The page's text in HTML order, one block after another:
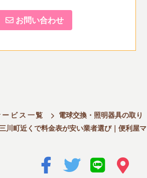
お問い合わせ
ビス一覧 > 電球交換・照明器具の取り
川町近くで料金表が安い業者選び｜便利屋マ